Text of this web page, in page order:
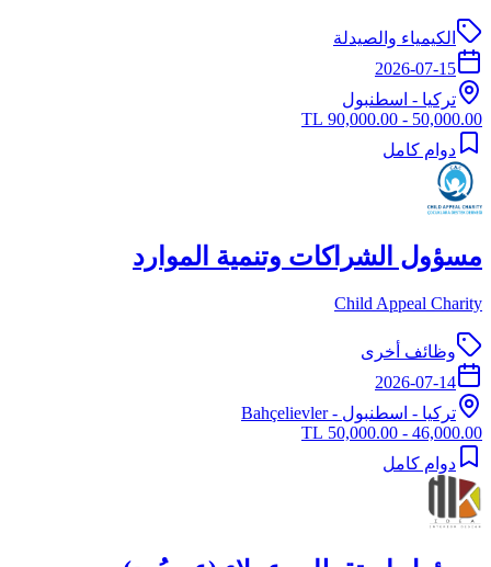
الكيمياء والصيدلة
2026-07-15
تركيا - اسطنبول
50,000.00 - 90,000.00 TL
دوام كامل
مسؤول الشراكات وتنمية الموارد
Child Appeal Charity
وظائف أخرى
2026-07-14
تركيا - اسطنبول - Bahçelievler
46,000.00 - 50,000.00 TL
دوام كامل